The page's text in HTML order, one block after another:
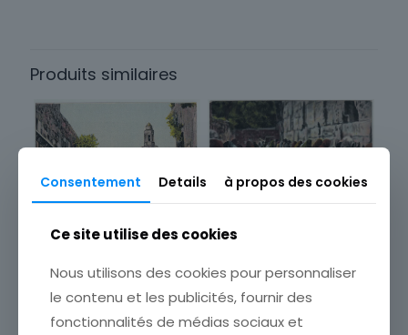
Type
Carte postale
Pays
Japon
Thème
Ethnique
Produits similaires
LAMENTATION DES JUIFS
ÉTAT VOIR SCAN Cumulez
vos achats en visitant ma
boutique afin de réduire
Consentement Details à propos des cookies
Ce site utilise des cookies
Nous utilisons des cookies pour personnaliser
le contenu et les publicités, fournir des
fonctionnalités de médias sociaux et